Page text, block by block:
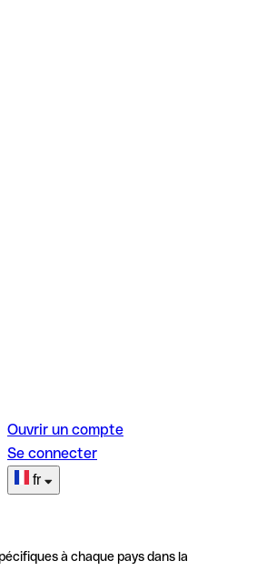
Ouvrir un compte
Se connecter
fr
à chaque pays dans la